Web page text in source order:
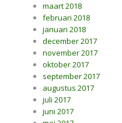
maart 2018
februari 2018
januari 2018
december 2017
november 2017
oktober 2017
september 2017
augustus 2017
juli 2017
juni 2017